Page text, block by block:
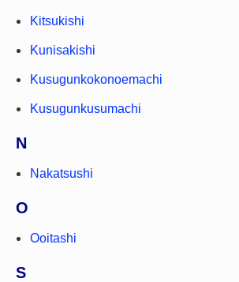
Kitsukishi
Kunisakishi
Kusugunkokonoemachi
Kusugunkusumachi
N
Nakatsushi
O
Ooitashi
S